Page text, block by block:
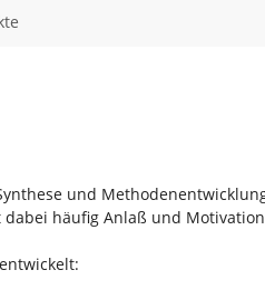
und
häufig Anlaß und